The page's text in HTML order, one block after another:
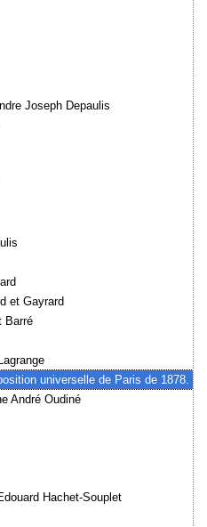
Joseph Depaulis
et Gayrard
Barré
universelle de Paris de 1878.
André Oudiné
Hachet-Souplet